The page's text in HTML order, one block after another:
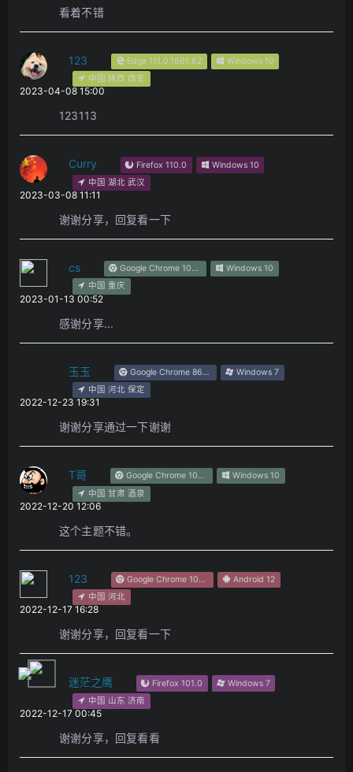
看着不错
123 Edge 111.0.1661.62
Windows 10
中国 陕西 西安
2023-04-08 15:00
123113
Curry Firefox 110.0
Windows 10
中国 湖北 武汉
2023-03-08 11:11
谢谢分享，回复看一下
cs Google Chrome 108.0.0.0
Windows 10
中国 重庆
2023-01-13 00:52
感谢分享...
玉玉 Google Chrome 86.0.4240.198
Windows 7
中国 河北 保定
2022-12-23 19:31
谢谢分享通过一下谢谢
T哥 Google Chrome 108.0.0.0
Windows 10
中国 甘肃 酒泉
2022-12-20 12:06
这个主题不错。
123 Google Chrome 108.0.5359.79
Android 12
中国 河北
2022-12-17 16:28
谢谢分享，回复看一下
迷茫之鹰 Firefox 101.0
Windows 7
中国 山东 济南
2022-12-17 00:45
谢谢分享，回复看看